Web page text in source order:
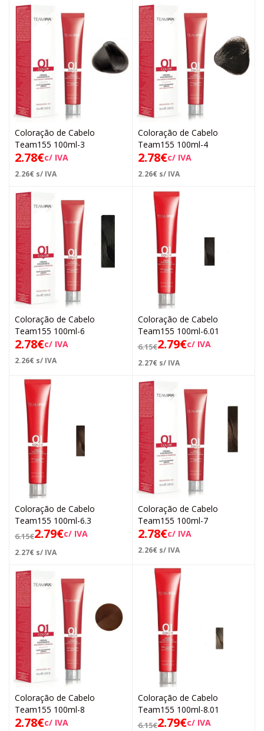
Coloração de Cabelo
Team155 100ml-3
2.78€c/ IVA
2.26€ s/ IVA
Coloração de Cabelo
Team155 100ml-4
2.78€c/ IVA
2.26€ s/ IVA
Coloração de Cabelo
Team155 100ml-6
2.78€c/ IVA
2.26€ s/ IVA
Coloração de Cabelo
Team155 100ml-6.01
6.15€2.79€c/ IVA
2.27€ s/ IVA
Coloração de Cabelo
Team155 100ml-6.3
6.15€2.79€c/ IVA
2.27€ s/ IVA
Coloração de Cabelo
Team155 100ml-7
2.78€c/ IVA
2.26€ s/ IVA
Coloração de Cabelo
Team155 100ml-8
2.78€c/ IVA
Coloração de Cabelo
Team155 100ml-8.01
6.15€2.79€c/ IVA